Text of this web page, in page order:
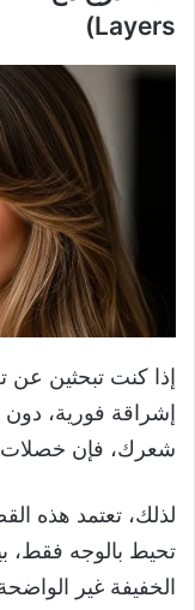
Layers)
إذا كنت تبحثين عن
إشراقة فورية،
شعرك، فإن خصلات
لذلك، تعتمد هذه
تحيط بالوجه فقط،
الخفيفة غير